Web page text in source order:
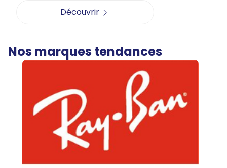
Découvrir
Nos marques tendances